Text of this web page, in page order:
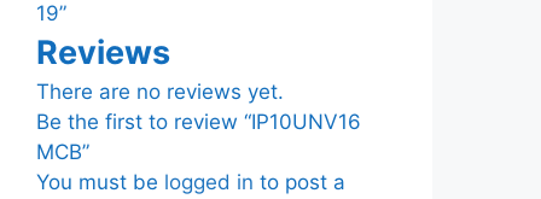
19”
Reviews
There are no reviews yet.
Be the first to review “IP10UNV16
MCB”
You must be logged in to post a